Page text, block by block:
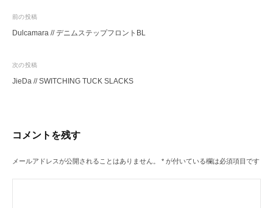
投
稿
ビ
ゲ
ョ
ン
前の投稿
Dulcamara // デニムステップフロントBL
次の投稿
JieDa // SWITCHING TUCK SLACKS
コメントを残す
メールアドレスが公開されることはありません。 * が付いている欄は必須項目です